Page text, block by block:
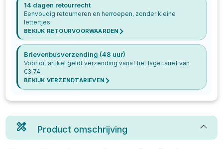
14 dagen retourrecht
Eenvoudig retourneren en herroepen, zonder kleine
lettertjes.
BEKIJK RETOURVOORWAARDEN
Brievenbusverzending (48 uur)
Voor dit artikel geldt verzending vanaf het lage tarief van
€3.74.
BEKIJK VERZENDTARIEVEN
Product omschrijving